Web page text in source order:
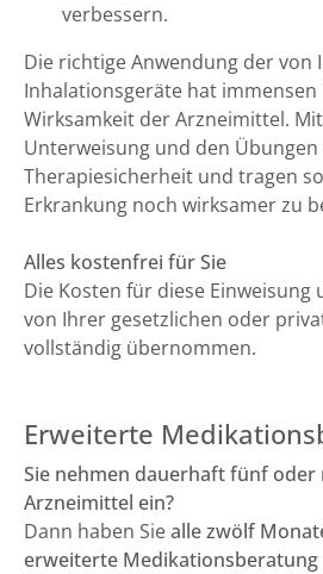
verbessern.
Die richtige Anwendung der von
Inhalationsgeräte hat immensen
Wirksamkeit der Arzneimittel.
Unterweisung und den
Therapiesicherheit und tragen
Erkrankung noch wirksamer zu
Alles kostenfrei für Sie
Die Kosten für diese Einweisung
von Ihrer gesetzlichen oder
vollständig übernommen.
Erweiterte
Sie nehmen dauerhaft fünf
Arzneimittel ein?
Dann haben Siealle zwölf
erweiterte Medikationsberatung